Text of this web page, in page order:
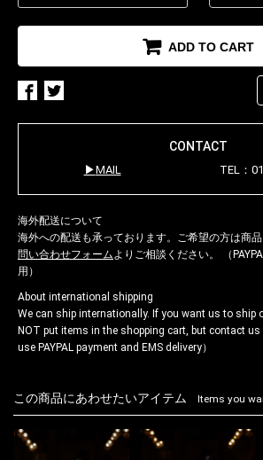
ADD TO CART
CONTACT
MAIL TEL：
海外配送について
海外への配送も承っております。ご希望の方は商品
問い合わせフォームよりご相談ください。 （
用）
About international shipping
We can ship internationally. If you want us to ship
NOT put items in the shopping cart, but contact us
use PAYPAL payment and EMS delivery）
この商品にあわせたいアイテム Items you